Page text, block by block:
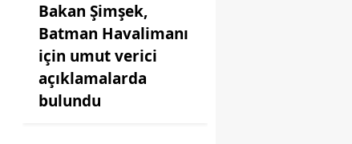
Bakan Şimşek,
Batman Havalimanı
için umut verici
açıklamalarda
bulundu